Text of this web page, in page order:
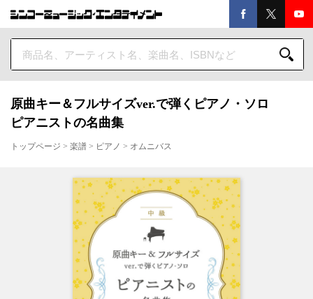
原曲キー＆フルサイズver.で弾くピアノ・ソロ
ピアニストの名曲集
トップページ > 楽譜 > ピアノ > オムニバス